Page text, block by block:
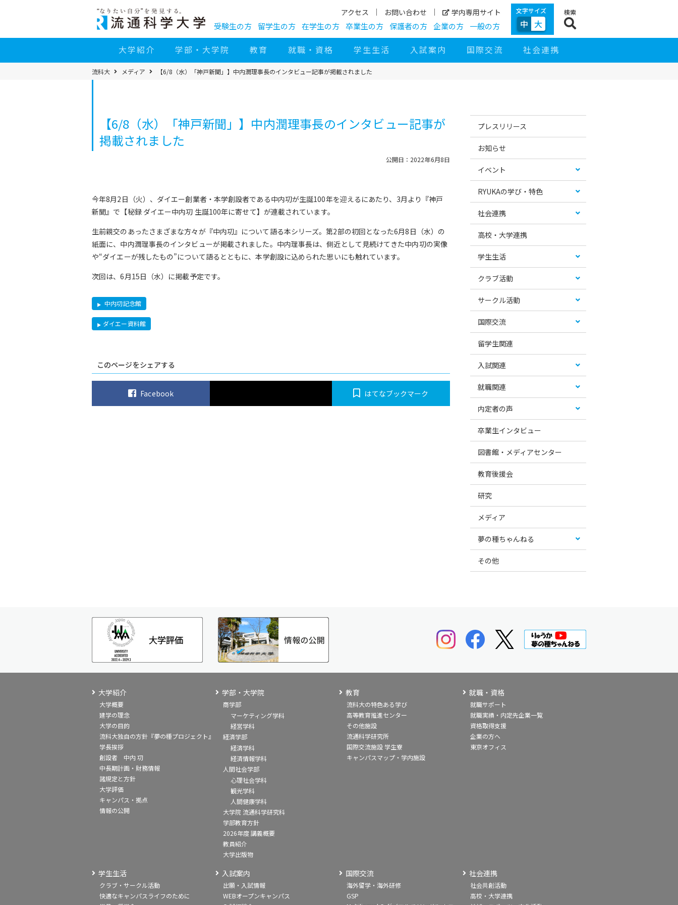
へ
アクセス お問い合わせ 学内専用サイト
受験生の方 留学生の方 在学生の方 卒業生の方 保護者の方 企業の方 一般の方
文字サイズ
中 大
検索
大学紹介 学部・大学院 教育 就職・資格 学生生活 入試案内 国際交流 社会連携
パ
ン
流科大 メディア 【6/8（水）「神戸新聞」】中内潤理事長のインタビュー記事が掲載されました
【6/8（水）「神戸新聞」】中内潤理事長のインタビュー記事が
掲載されました
公開日：2022年6月8日
今年8月2日（火）、ダイエー創業者・本学創設者である中内㓛が生誕100年を迎えるにあたり、3月より『神戸
新聞』で【秘録 ダイエー中内㓛 生誕100年に寄せて】が連載されています。
生前親交のあったさまざまな方々が『中内㓛』について語る本シリーズ。第2部の初回となった6月8日（水）の
紙面に、中内潤理事長のインタビューが掲載されました。中内理事長は、側近として見続けてきた中内㓛の実像
や“ダイエーが残したもの”について語るとともに、本学創設に込められた思いにも触れています。
次回は、6月15日（水）に掲載予定です。
中内㓛記念館
ダイエー資料館
このページをシェアする
Facebook はてなブックマーク
イ
ビ
シ
お
め
テ
カ
リ
ス
プレスリリース
お知らせ
イベント
RYUKAの学び・特色
社会連携
高校・大学連携
学生生活
クラブ活動
サークル活動
国際交流
留学生関連
入試関連
就職関連
内定者の声
卒業生インタビュー
図書館・メディアセンター
教育後援会
研究
メディア
夢の種ちゃんねる
その他
大学紹介
大学概要
建学の理念
大学の目的
流科大独自の方針『夢の種プロジェクト』
学長挨拶
創設者 中内 㓛
中長期計画・財務情報
諸規定と方針
大学評価
キャンパス・拠点
情報の公開
学部・大学院
商学部
マーケティング学科
経営学科
経済学部
経済学科
経済情報学科
人間社会学部
心理社会学科
観光学科
人間健康学科
大学院 流通科学研究科
学部教育方針
2026年度 講義概要
教員紹介
大学出版物
教育
流科大の特色ある学び
高等教育推進センター
その他施設
流通科学研究所
国際交流施設 学生寮
キャンパスマップ・学内施設
就職・資格
就職サポート
就職実績・内定先企業一覧
資格取得支援
企業の方へ
東京オフィス
学生生活
クラブ・サークル活動
快適なキャンパスライフのために
入試案内
出願・入試情報
WEBオープンキャンパス
国際交流
海外留学・海外研修
GSP
社会連携
社会共創活動
高校・大学連携